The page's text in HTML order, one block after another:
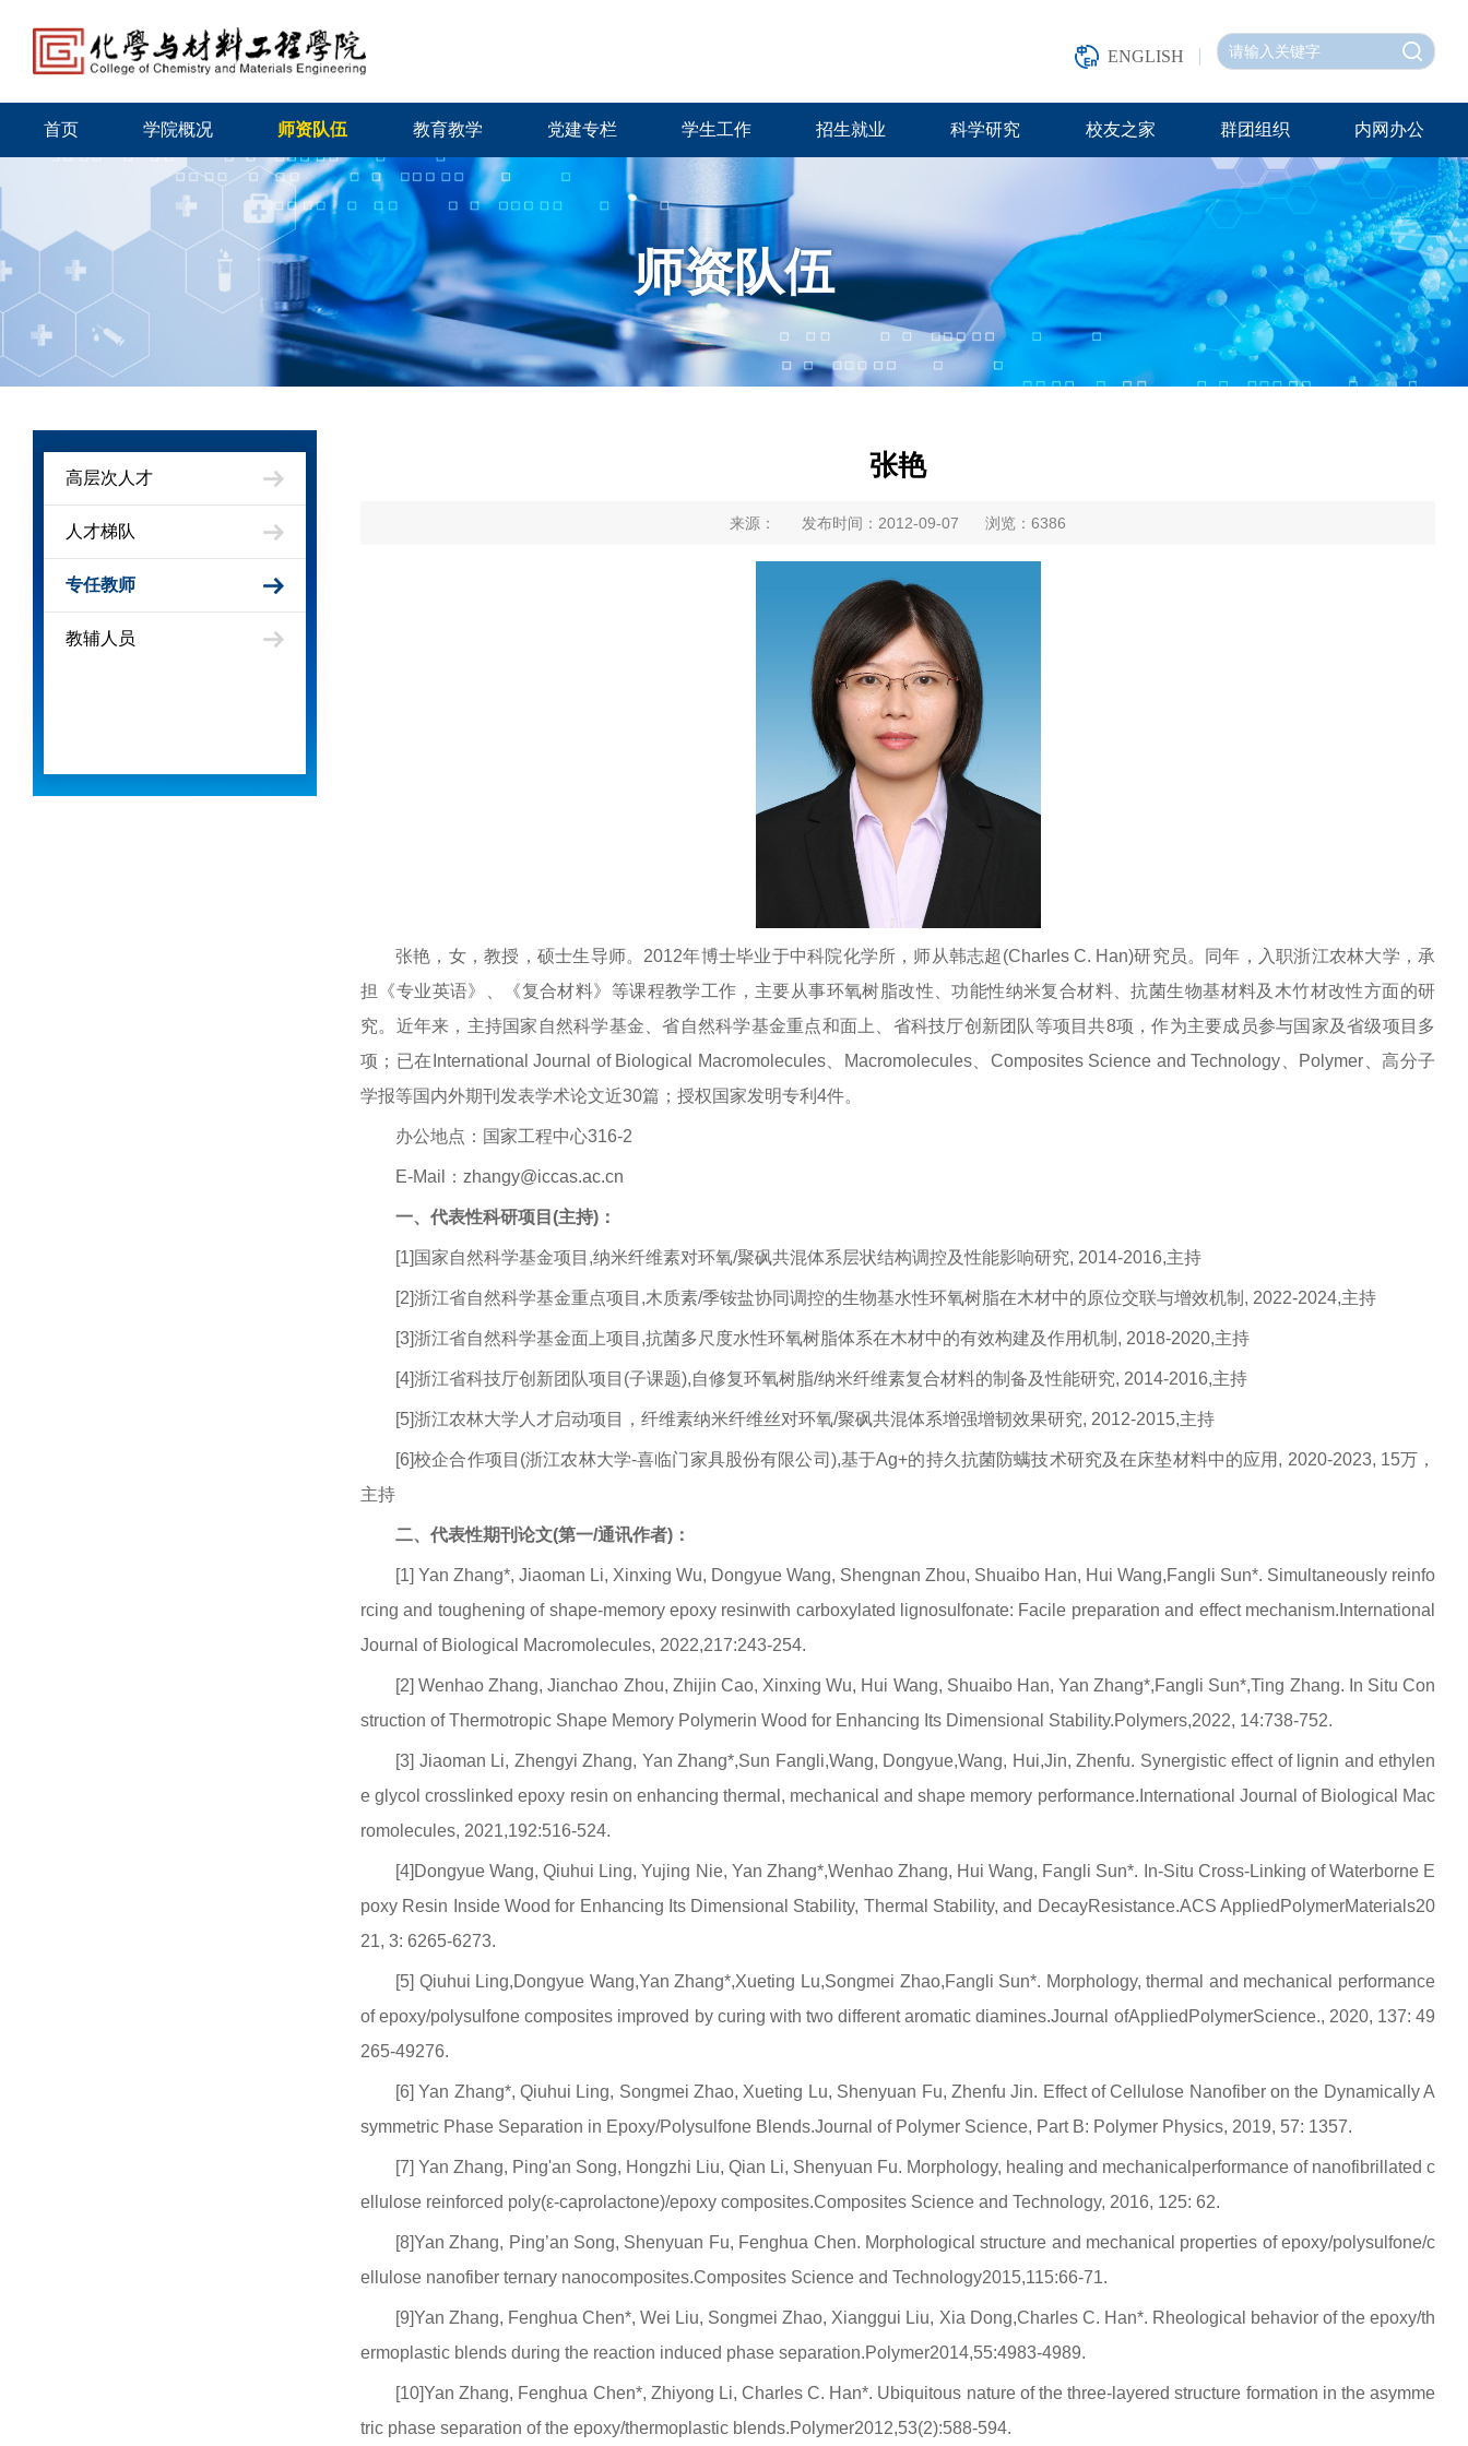
ENGLISH
首页 学院概况 师资队伍 教育教学 党建专栏 学生工作 招生就业 科学研究 校友之家 群团组织 内网办公
师资队伍
高层次人才
人才梯队
专任教师
教辅人员
张艳
来源： 发布时间：2012-09-07 浏览： 6386
张艳，女，教授，硕士生导师。2012年博士毕业于中科院化学所，师从韩志超(Charles C. Han)研究员。同年，入职浙江农林大学，承
担《专业英语》、《复合材料》等课程教学工作，主要从事环氧树脂改性、功能性纳米复合材料、抗菌生物基材料及木竹材改性方面的研
究。近年来，主持国家自然科学基金、省自然科学基金重点和面上、省科技厅创新团队等项目共8项，作为主要成员参与国家及省级项目多
项；已在International Journal of Biological Macromolecules、Macromolecules、Composites Science and Technology、Polymer、高分子
学报等国内外期刊发表学术论文近30篇；授权国家发明专利4件。
办公地点：国家工程中心316-2
E-Mail： zhangy@iccas.ac.cn
一、代表性科研项目(主持)：
[1]国家自然科学基金项目,纳米纤维素对环氧/聚砜共混体系层状结构调控及性能影响研究, 2014-2016,主持
[2]浙江省自然科学基金重点项目,木质素/季铵盐协同调控的生物基水性环氧树脂在木材中的原位交联与增效机制, 2022-2024,主持
[3]浙江省自然科学基金面上项目,抗菌多尺度水性环氧树脂体系在木材中的有效构建及作用机制, 2018-2020,主持
[4]浙江省科技厅创新团队项目(子课题),自修复环氧树脂/纳米纤维素复合材料的制备及性能研究, 2014-2016,主持
[5]浙江农林大学人才启动项目，纤维素纳米纤维丝对环氧/聚砜共混体系增强增韧效果研究, 2012-2015,主持
[6]校企合作项目(浙江农林大学-喜临门家具股份有限公司),基于Ag+的持久抗菌防螨技术研究及在床垫材料中的应用, 2020-2023, 15万，
主持
二、代表性期刊论文(第一/通讯作者)：
[1] Yan Zhang*, Jiaoman Li, Xinxing Wu, Dongyue Wang, Shengnan Zhou, Shuaibo Han, Hui Wang,Fangli Sun*. Simultaneously reinfo
rcing and toughening of shape-memory epoxy resinwith carboxylated lignosulfonate: Facile preparation and effect mechanism. International
Journal of Biological Macromolecules, 2022,217:243-254.
[2] Wenhao Zhang, Jianchao Zhou, Zhijin Cao, Xinxing Wu, Hui Wang, Shuaibo Han, Yan Zhang*,Fangli Sun*,Ting Zhang. In Situ Con
struction of Thermotropic Shape Memory Polymerin Wood for Enhancing Its Dimensional Stability.Polymers,2022, 14:738-752.
[3] Jiaoman Li, Zhengyi Zhang, Yan Zhang*,Sun Fangli,Wang, Dongyue,Wang, Hui,Jin, Zhenfu. Synergistic effect of lignin and ethylen
e glycol crosslinked epoxy resin on enhancing thermal, mechanical and shape memory performance. International Journal of Biological Mac
romolecules, 2021,192:516-524.
[4]Dongyue Wang, Qiuhui Ling, Yujing Nie, Yan Zhang*,Wenhao Zhang, Hui Wang, Fangli Sun*. In-Situ Cross-Linking of Waterborne E
poxy Resin Inside Wood for Enhancing Its Dimensional Stability, Thermal Stability, and DecayResistance.ACS Appl ied PolymerMaterials20
21, 3: 6265-6273.
[5] Qiuhui Ling,Dongyue Wang,Yan Zhang*,Xueting Lu,Songmei Zhao,Fangli Sun*. Morphology, thermal and mechanical performance
of epoxy/polysulfone composites improved by curing with two different aromatic diamines.Journal ofAppl ied PolymerScience., 2020, 137: 49
265-49276.
[6] Yan Zhang*, Qiuhui Ling, Songmei Zhao, Xueting Lu, Shenyuan Fu, Zhenfu Jin. Effect of Cellulose Nanofiber on the Dynamically A
symmetric Phase Separation in Epoxy/Polysulfone Blends.Journal of Polymer Science, Part B: Polymer Physics, 2019, 57: 1357.
[7] Yan Zhang, Ping'an Song, Hongzhi Liu, Qian Li, Shenyuan Fu. Morphology, healing and mechanicalperformance of nanofibrillated c
ellulose reinforced poly(ε-caprolactone)/epoxy composites.Composites Science and Technology, 2016, 125: 62.
[8]Yan Zhang, Ping’an Song, Shenyuan Fu, Fenghua Chen. Morphological structure and mechanical properties of epoxy/polysulfone/c
ellulose nanofiber ternary nanocomposites.Composites Science and Technology2015,115:66-71.
[9]Yan Zhang, Fenghua Chen*, Wei Liu, Songmei Zhao, Xianggui Liu, Xia Dong,Charles C. Han*. Rheological behavior of the epoxy/th
ermoplastic blends during the reaction induced phase separation.Polymer2014,55:4983-4989.
[10]Yan Zhang, Fenghua Chen*, Zhiyong Li, Charles C. Han*. Ubiquitous nature of the three-layered structure formation in the asymme
tric phase separation of the epoxy/thermoplastic blends.Polymer2012,53(2):588-594.